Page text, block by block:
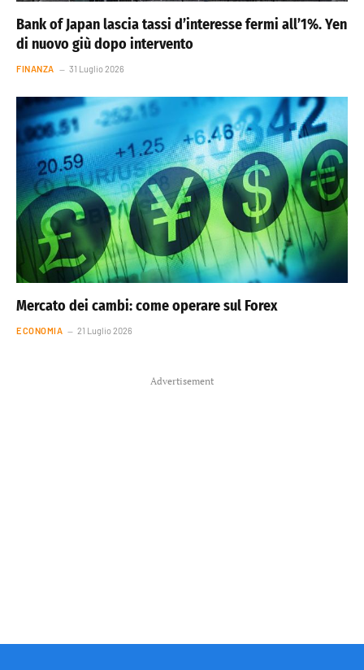
Bank of Japan lascia tassi d’interesse fermi all’1%. Yen
di nuovo giù dopo intervento
FINANZA 31 Luglio 2026
Mercato dei cambi: come operare sul Forex
ECONOMIA 21 Luglio 2026
Advertisement